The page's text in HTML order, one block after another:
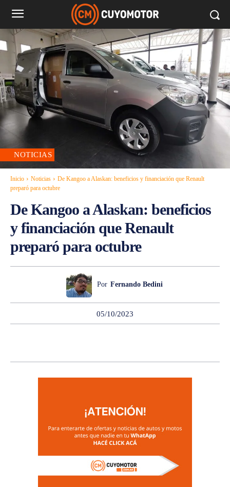
NOTICIAS
Inicio Noticias
De Kangoo a Alaskan: beneficios y financiación que Renault
preparó para octubre
De Kangoo a Alaskan: beneficios
y financiación que Renault
preparó para octubre
Por Fernando Bedini
05/10/2023